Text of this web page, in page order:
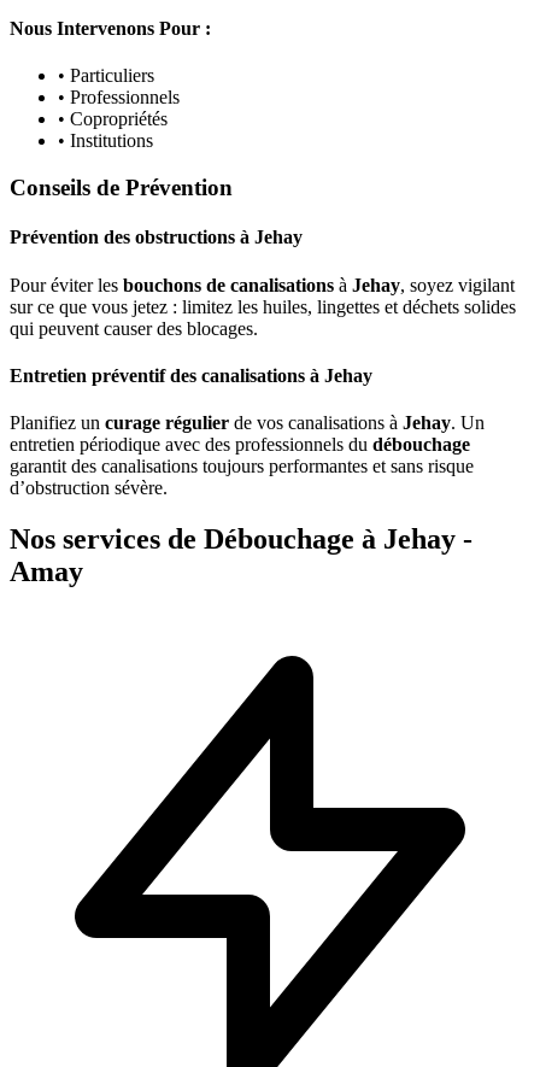
Nous Intervenons Pour :
• Particuliers
• Professionnels
• Copropriétés
• Institutions
Conseils de Prévention
Prévention des obstructions à Jehay
Pour éviter les bouchons de canalisations à Jehay, soyez vigilant
sur ce que vous jetez : limitez les huiles, lingettes et déchets solides
qui peuvent causer des blocages.
Entretien préventif des canalisations à Jehay
Planifiez un curage régulier de vos canalisations à Jehay. Un
entretien périodique avec des professionnels du débouchage
garantit des canalisations toujours performantes et sans risque
d’obstruction sévère.
Nos services de Débouchage à Jehay -
Amay